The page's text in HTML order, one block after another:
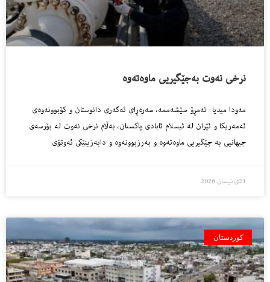
نرخى نه‌وت به‌جێگیریی ماوه‌ته‌وه‌
مه‌ودا میدیا- ئەمڕۆ سێشه‌ممه‌، سه‌ره‌ڕاى ئه‌گه‌رى دانوستان و كۆبوونه‌وه‌ى
ئه‌مه‌ریكا و ئێران له‌ ئیسلام ئابادى پاكستان، به‌ڵام نرخى نه‌وت له‌ بۆرسه‌ى
جیهانیی به‌ جێگیریی ماوه‌ته‌وه‌ و به‌رزبوونه‌وه‌ و دابه‌زینێكى ئه‌وتۆى
21ی نیسان 2026
کوردستان